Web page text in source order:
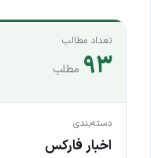
تعداد مطالب
۹۳ مطلب
دسته‌بندی
اخبار فارکس